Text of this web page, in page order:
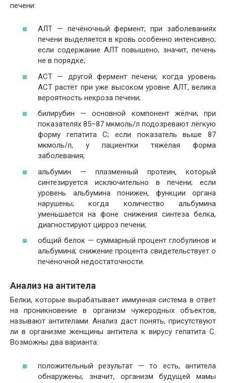
печени:
АЛТ — печёночный фермент; при заболеваниях
печени выделяется в кровь особенно интенсивно;
если содержание АЛТ повышено, значит, печень
не в порядке;
АСТ — другой фермент печени; когда уровень
АСТ растёт при уже высоком уровне АЛТ, велика
вероятность некроза печени;
билирубин — основной компонент жёлчи; при
показателях 85–87 мкмоль/л подозревают лёгкую
форму гепатита С; если показатель выше 87
мкмоль/л, у пациентки тяжёлая форма
заболевания;
альбумин — плазменный протеин, который
синтезируется исключительно в печени; если
уровень альбумина понижен, функции органа
нарушены; когда количество альбумина
уменьшается на фоне снижения синтеза белка,
диагностируют цирроз печени;
общий белок — суммарный процент глобулинов и
альбумина; снижение процента свидетельствует о
печёночной недостаточности.
Анализ на антитела
Белки, которые вырабатывает иммунная система в ответ
на проникновение в организм чужеродных объектов,
называют антителами. Анализ даст понять, присутствуют
ли в организме женщины антитела к вирусу гепатита С.
Возможны два варианта:
положительный результат — то есть, антитела
обнаружены; значит, организм будущей мамы